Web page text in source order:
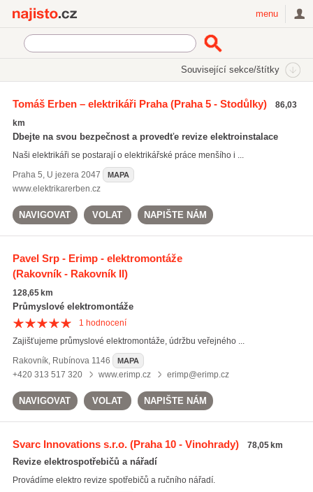
menu
Související sekce/štítky
Elektromontážní a elektroinstalační práce
Revize elektrických zařízení a rozvodů
Tomáš Erben – elektrikáři Praha(Praha 5 - Stodůlky)
86,03
km
Dbejte na svou bezpečnost a provedťe revize elektroinstalace
Naši elektrikáři se postarají o elektrikářské práce menšího i ...
Praha 5, U jezera 2047 MAPA
www.elektrikarerben.cz
NAVIGOVAT VOLAT NAPIŠTE NÁM
Pavel Srp - Erimp - elektromontáže
(Rakovník - Rakovník II)
128,65 km
Průmyslové elektromontáže
1 hodnocení
Zajišťujeme průmyslové elektromontáže, údržbu veřejného ...
Rakovník, Rubínova 1146 MAPA
+420 313 517 320 www.erimp.cz erimp@erimp.cz
NAVIGOVAT VOLAT NAPIŠTE NÁM
Svarc Innovations s.r.o.(Praha 10 - Vinohrady) 78,05 km
Revize elektrospotřebičů a nářadí
Provádíme elektro revize spotřebičů a ručního nářadí.